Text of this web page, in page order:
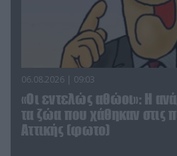
06.08.2026 | 09:03
«Οι εντελώς αθώοι»: Η
τα ζώα που χάθηκαν στις
Αττικής (φωτο)